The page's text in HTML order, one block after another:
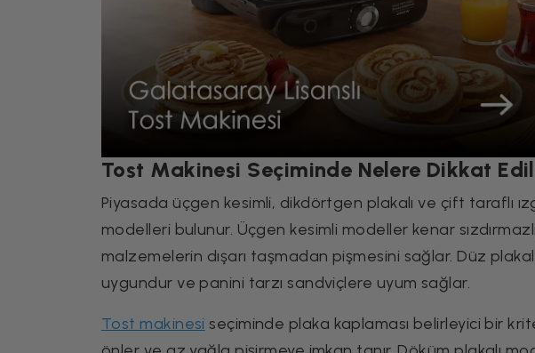
Tost Makinesi Seçiminde Nelere Dikkat
Piyasada üçgen kesimli, dikdörtgen plakalı ve çift taraflı
modelleri bulunur. Üçgen kesimli modeller kenar
malzemelerin dışarı taşmadan pişmesini sağlar. Düz
uygundur ve panini tarzı sandviçlere uyum sağlar.
Tost makinesi seçiminde plaka kaplaması belirleyici bir